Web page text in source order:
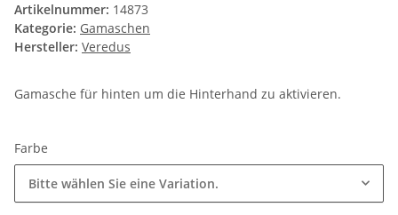
Artikelnummer: 14873
Kategorie: Gamaschen
Hersteller: Veredus
Gamasche für hinten um die Hinterhand zu aktivieren.
Farbe
Bitte wählen Sie eine Variation.